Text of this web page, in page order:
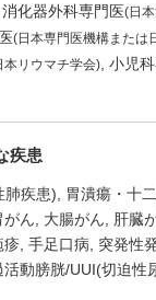
消化器外科専門医(日
(日本専門医機構または
本リウマチ学会) 小児
疾患
肺疾患) 胃潰瘍・十
がん 大腸がん 肝臓
疹 手足口病 突発性
活動膀胱/UUI(切迫性